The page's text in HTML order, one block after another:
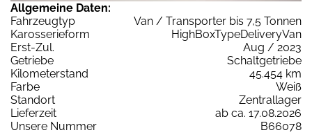
Allgemeine Daten:
Fahrzeugtyp
Van / Transporter bis 7,5 Tonnen
Karosserieform
HighBoxTypeDeliveryVan
Erst-Zul.
Aug / 2023
Getriebe
Schaltgetriebe
Kilometerstand
45.454 km
Farbe
Weiß
Standort
Zentrallager
Lieferzeit
ab ca. 17.08.2026
Unsere Nummer
B66078